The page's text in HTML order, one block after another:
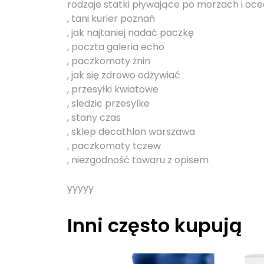
rodzaje statki pływające po morzach i
, tani kurier poznań
, jak najtaniej nadać paczkę
, poczta galeria echo
, paczkomaty żnin
, jak się zdrowo odżywiać
, przesyłki kwiatowe
, sledzic przesylke
, stany czas
, sklep decathlon warszawa
, paczkomaty tczew
, niezgodność towaru z opisem
yyyyy
Inni często kupują